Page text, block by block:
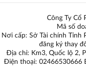
Công Ty Cổ
Mã số
Nơi cấp: Sở Tài chính Tỉnh
đăng ký thay
Địa chỉ: Km3, Quốc lộ 2,
Điện thoại: 02466530666